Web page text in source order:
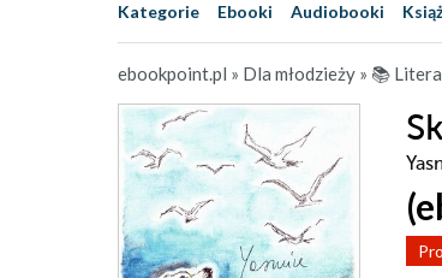
Kategorie Ebooki Audiobooki
ebookpoint.pl » Dla młodzieży » 📚